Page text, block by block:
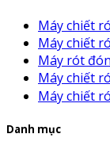
Máy chiết
Máy chiết
Máy rót
Máy chiết
Máy chiết
Danh mục